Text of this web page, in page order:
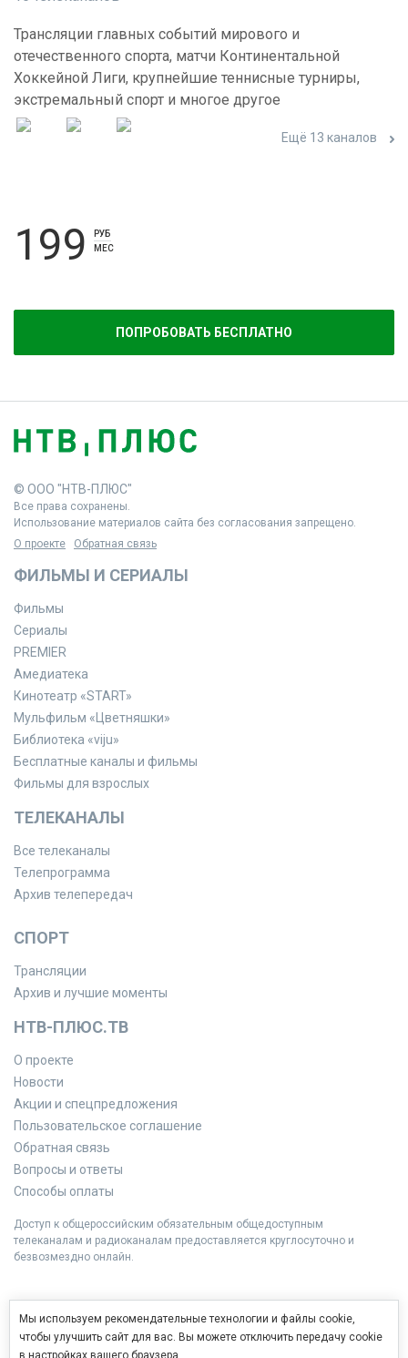
Трансляции главных событий мирового и
отечественного спорта, матчи Континентальной
Хоккейной Лиги, крупнейшие теннисные турниры,
экстремальный спорт и многое другое
Ещё 13 каналов
199
РУБ
МЕС
ПОПРОБОВАТЬ БЕСПЛАТНО
© ООО "НТВ-ПЛЮС"
Все права сохранены.
Использование материалов сайта без согласования запрещено.
О проекте
Обратная связь
ФИЛЬМЫ И СЕРИАЛЫ
Фильмы
Сериалы
PREMIER
Амедиатека
Кинотеатр «START»
Мульфильм «Цветняшки»
Библиотека «viju»
Бесплатные каналы и фильмы
Фильмы для взрослых
ТЕЛЕКАНАЛЫ
Все телеканалы
Телепрограмма
Архив телепередач
СПОРТ
Трансляции
Архив и лучшие моменты
НТВ-ПЛЮС.ТВ
О проекте
Новости
Акции и спецпредложения
Пользовательское соглашение
Обратная связь
Вопросы и ответы
Способы оплаты
Доступ к общероссийским обязательным общедоступным
телеканалам и радиоканалам предоставляется круглосуточно и
безвозмездно онлайн.
Мы используем рекомендательные технологии и файлы cookie,
чтобы улучшить сайт для вас. Вы можете отключить передачу cookie
в настройках вашего браузера